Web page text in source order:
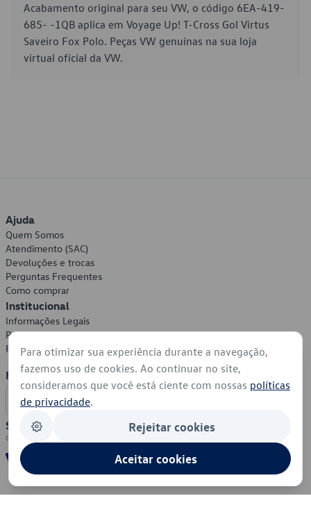
Acabamento original para seu VW, o código 6EA-419-
685- -1QB aplica em Voyage Up! T-Cross Gol Virtus
Saveiro Fox Polo. Peças VW genuínas na sua loja
virtual oficial da VW.
Ajuda
Quem Somos
Atendimento (SAC)
Devoluções e trocas
Perguntas Frequentes
Como comprar
Institucional
Informações Legais
Política de Privacidade
Política de Cookies
Formas de Pagamento
Segurança
Para otimizar sua experiência durante a navegação,
fazemos uso de cookies. Ao continuar no site,
consideramos que você está ciente com nossas políticas
de privacidade.
Rejeitar cookies
Aceitar cookies